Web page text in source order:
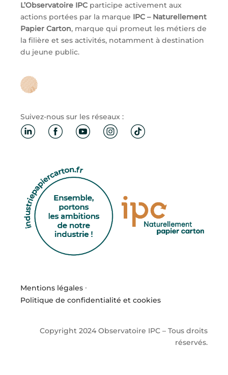
L’Observatoire IPC participe activement aux
actions portées par la marque IPC – Naturellement
Papier Carton, marque qui promeut les métiers de
la filière et ses activités, notamment à destination
du jeune public.
Suivez-nous sur les réseaux :
Mentions légales ·
Politique de confidentialité et cookies
Copyright 2024 Observatoire IPC – Tous droits
réservés.